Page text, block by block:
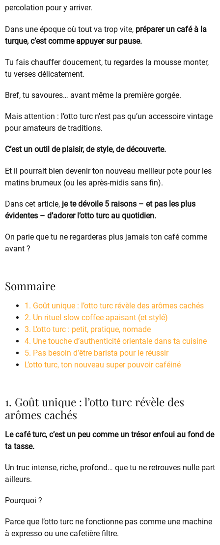
percolation pour y arriver.
Dans une époque où tout va trop vite, préparer un café à la
turque, c’est comme appuyer sur pause.
Tu fais chauffer doucement, tu regardes la mousse monter,
tu verses délicatement.
Bref, tu savoures… avant même la première gorgée.
Mais attention : l’otto turc n’est pas qu’un accessoire vintage
pour amateurs de traditions.
C’est un outil de plaisir, de style, de découverte.
Et il pourrait bien devenir ton nouveau meilleur pote pour les
matins brumeux (ou les après-midis sans fin).
Dans cet article, je te dévoile 5 raisons – et pas les plus
évidentes – d’adorer l’otto turc au quotidien.
On parie que tu ne regarderas plus jamais ton café comme
avant ?
Sommaire
1. Goût unique : l’otto turc révèle des arômes cachés
2. Un rituel slow coffee apaisant (et stylé)
3. L’otto turc : petit, pratique, nomade
4. Une touche d’authenticité orientale dans ta cuisine
5. Pas besoin d’être barista pour le réussir
L’otto turc, ton nouveau super pouvoir caféiné
1. Goût unique : l’otto turc révèle des
arômes cachés
Le café turc, c’est un peu comme un trésor enfoui au fond de
ta tasse.
Un truc intense, riche, profond… que tu ne retrouves nulle part
ailleurs.
Pourquoi ?
Parce que l’otto turc ne fonctionne pas comme une machine
à expresso ou une cafetière filtre.